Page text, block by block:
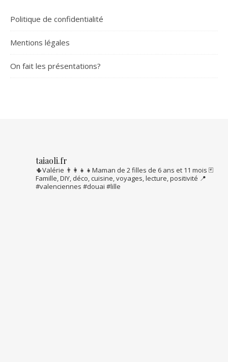
Politique de confidentialité
Mentions légales
On fait les présentations?
taiaoli.fr
🌵Valérie 👨‍👩‍👧‍👧Maman de 2 filles de 6 ans et 11 mois 🃏
Famille, DIY, déco, cuisine, voyages, lecture, positivité 📍
#valenciennes #douai #lille